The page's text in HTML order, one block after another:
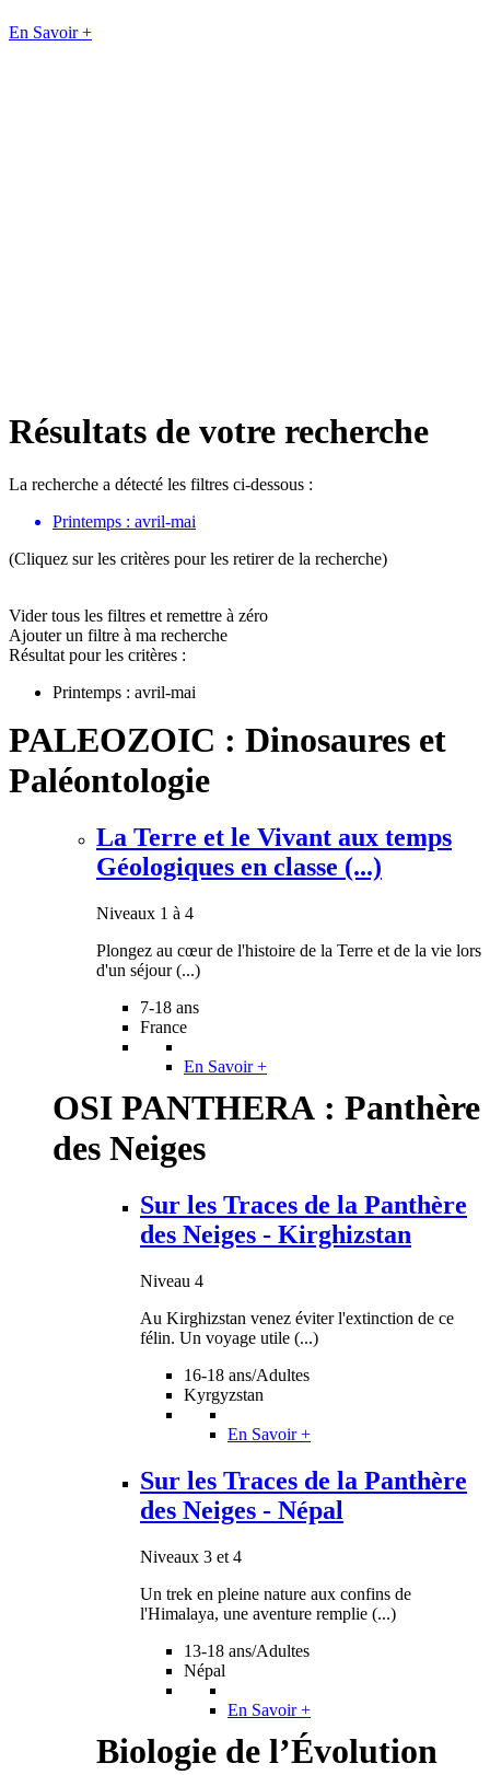
En Savoir +
Résultats de votre recherche
La recherche a détecté les filtres ci-dessous :
Printemps : avril-mai
(Cliquez sur les critères pour les retirer de la recherche)
Vider tous les filtres et remettre à zéro
Ajouter un filtre à ma recherche
Résultat pour les critères :
Printemps : avril-mai
PALEOZOIC : Dinosaures et
Paléontologie
La Terre et le Vivant aux temps
Géologiques en classe (...)
Niveaux 1 à 4
Plongez au cœur de l'histoire de la Terre et de la vie lors
d'un séjour (...)
7-18 ans
France
En Savoir +
OSI PANTHERA : Panthère
des Neiges
Sur les Traces de la Panthère
des Neiges - Kirghizstan
Niveau 4
Au Kirghizstan venez éviter l'extinction de ce
félin. Un voyage utile (...)
16-18 ans/Adultes
Kyrgyzstan
En Savoir +
Sur les Traces de la Panthère
des Neiges - Népal
Niveaux 3 et 4
Un trek en pleine nature aux confins de
l'Himalaya, une aventure remplie (...)
13-18 ans/Adultes
Népal
En Savoir +
Biologie de l’Évolution